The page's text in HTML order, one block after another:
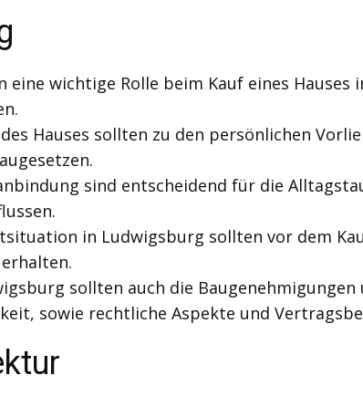
eine wichtige Rolle beim Kauf eines
Hauses sollten zu den persönlichen
sind entscheidend für die
in Ludwigsburg sollten vor dem
sollten auch die
sowie rechtliche Aspekte und